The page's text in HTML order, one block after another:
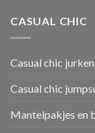
CASUAL CHIC
Casual chic jurken
Casual chic
Mantelpakjes en